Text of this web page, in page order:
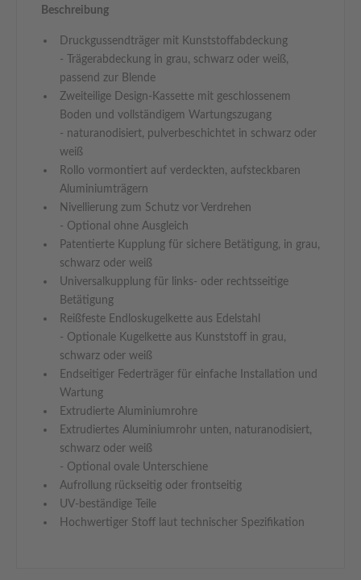
Beschreibung
Druckgussendträger mit Kunststoffabdeckung
- Trägerabdeckung in grau, schwarz oder weiß,
passend zur Blende
Zweiteilige Design-Kassette mit geschlossenem
Boden und vollständigem Wartungszugang
- naturanodisiert, pulverbeschichtet in schwarz oder
weiß
Rollo vormontiert auf verdeckten, aufsteckbaren
Aluminiumträgern
Nivellierung zum Schutz vor Verdrehen
- Optional ohne Ausgleich
Patentierte Kupplung für sichere Betätigung, in grau,
schwarz oder weiß
Universalkupplung für links- oder rechtsseitige
Betätigung
Reißfeste Endloskugelkette aus Edelstahl
- Optionale Kugelkette aus Kunststoff in grau,
schwarz oder weiß
Endseitiger Federträger für einfache Installation und
Wartung
Extrudierte Aluminiumrohre
Extrudiertes Aluminiumrohr unten, naturanodisiert,
schwarz oder weiß
- Optional ovale Unterschiene
Aufrollung rückseitig oder frontseitig
UV-beständige Teile
Hochwertiger Stoff laut technischer Spezifikation